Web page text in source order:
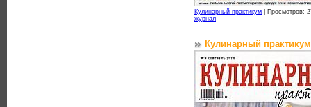
Кулинарный практикум
Просмотров:
журнал
Кулинарный